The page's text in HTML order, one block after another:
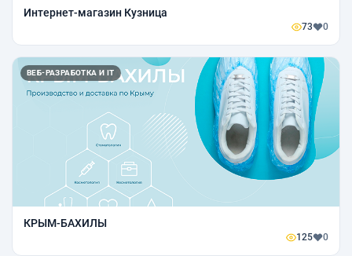
Интернет-магазин Кузница
73 0
ВЕБ-РАЗРАБОТКА И IT
КРЫМ-БАХИЛЫ
125 0